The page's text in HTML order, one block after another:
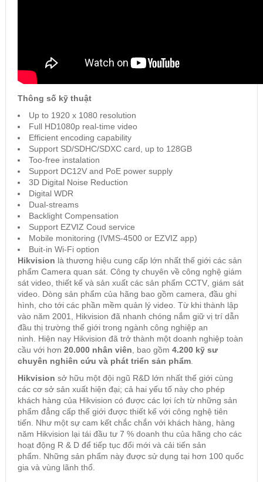
Thông số kỹ thuật
Up to 1920 x 1080 resolution
Full HD1080p real-time video
Efficient encoding capability
Support SD/SDHC/SDXC card, up to 128GB
Too-free instalation
Support DC12V and PoE power supply
3D Digital Noise Reduction
Digital WDR
Dual-streams
Backlight Compensation
Support EZVIZ Coud service
Mobile monitoring (IVMS-4500 or EZVIZ app)
Buit-in Wi-Fi option
Hikvision là thương hiệu cung cấp lớn nhất thế giới các sản
phẩm Camera quan sát. Công ty chuyên về công nghệ giám
sát video, thiết kế và sản xuất các sản phẩm CCTV, giám sát
video. Dòng sản phẩm của hãng bao gồm camera, đầu ghi
hình, cho tới các phần mềm quản lý video. Từ khi thành lập
vào năm 2001, Hikvision đã nhanh chóng nắm giữ vị trí dẫn
đầu thị trường thế giới trong ngành công nghiệp an
ninh. Hiện nay Hikvision đã trở thành một doanh nghiệp toàn
cầu với hơn 20.000 nhân viên, bao gồm 4.200 kỹ sư
chuyên nghiên cứu và phát triển sản phẩm.
Hikvision sở hữu một đội ngũ R&D lớn nhất thế giới cùng
các cơ sở sản xuất hiện đại; cả hai yếu tố này cho phép
khách hàng của Hikvision có được các lợi ích từ những sản
phẩm đẳng cấp thế giới được thiết kế với công nghệ tiên
tiến. Như một sự cam kết chắc chắn với khách hàng, hàng
năm Hikvision lại tái đầu tư 7 % doanh thu của hãng cho các
hoạt động R & D để tiếp tục đổi mới và cải tiến sản
phẩm. Những sản phẩm này được sử dụng tại hơn 100 quốc
gia và vùng lãnh thổ.